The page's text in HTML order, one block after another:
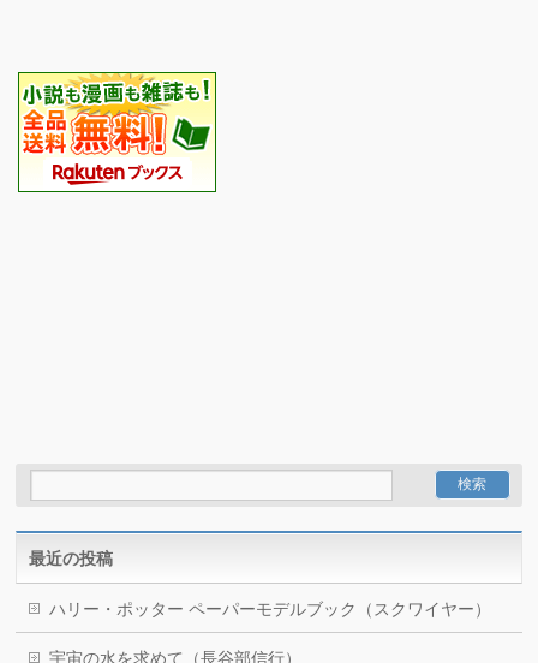
最近の投稿
ハリー・ポッター ペーパーモデルブック（スクワイヤー）
宇宙の水を求めて（長谷部信行）